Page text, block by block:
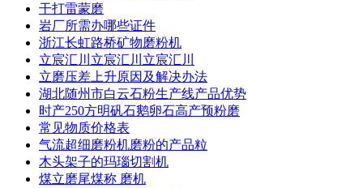
干打雷蒙磨
岩厂所需办哪些证件
浙江长虹路桥矿物磨粉机
立宸汇川立宸汇川立宸汇川
立磨压差上升原因及解决办法
湖北随州市白云石粉生产线产品优势
时产250方明矾石鹅卵石高产预粉磨
常见物质价格表
气流超细磨粉机磨粉的产品粒
木头架子的玛瑙切割机
煤立磨尾煤称 磨机